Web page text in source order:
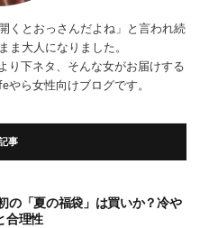
くとおっさんだよね」と言われ続
ま大人になりました。
り下ネタ、そんな女がお届けする
やら女性向けブログです。
事
の「夏の福袋」は買いか？冷や
合理性